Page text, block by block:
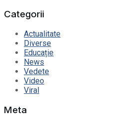
Categorii
Actualitate
Diverse
Educație
News
Vedete
Video
Viral
Meta